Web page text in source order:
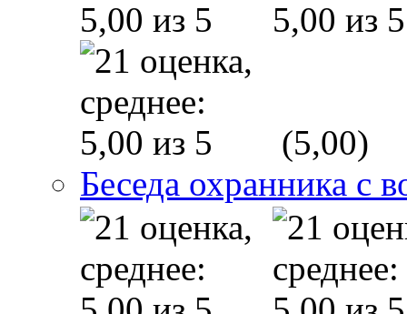
(5,00)
Беседа охранника с